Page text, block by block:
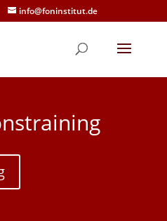
info@foninstitut.de